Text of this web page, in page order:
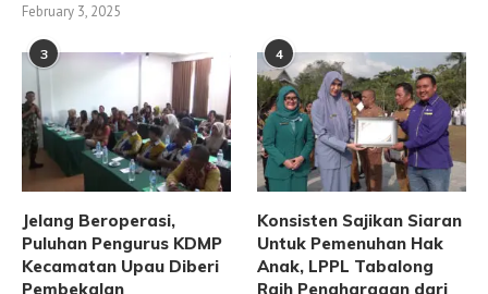
February 3, 2025
3
Jelang Beroperasi,
Puluhan Pengurus KDMP
Kecamatan Upau Diberi
Pembekalan
4
Konsisten Sajikan Siaran
Untuk Pemenuhan Hak
Anak, LPPL Tabalong
Raih Penghargaan dari